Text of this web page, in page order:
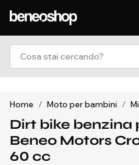
Home / Moto per bambini /
Dirt bike benzina
Beneo Motors
60 cc